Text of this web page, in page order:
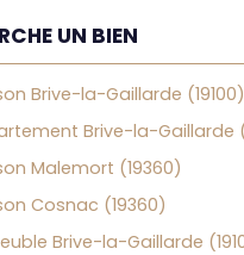
UN BIEN
Brive-la-Gaillarde (19100)
Brive-la-Gaillarde
Malemort (19360)
Cosnac (19360)
Brive-la-Gaillarde